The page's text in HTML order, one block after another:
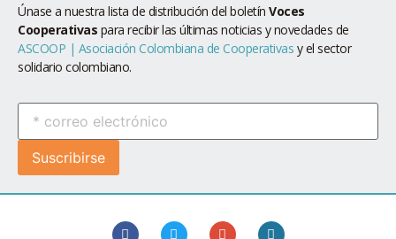
Únase a nuestra lista de distribución del boletín Voces
Cooperativas para recibir las últimas noticias y novedades de
ASCOOP | Asociación Colombiana de Cooperativas y el sector
solidario colombiano.